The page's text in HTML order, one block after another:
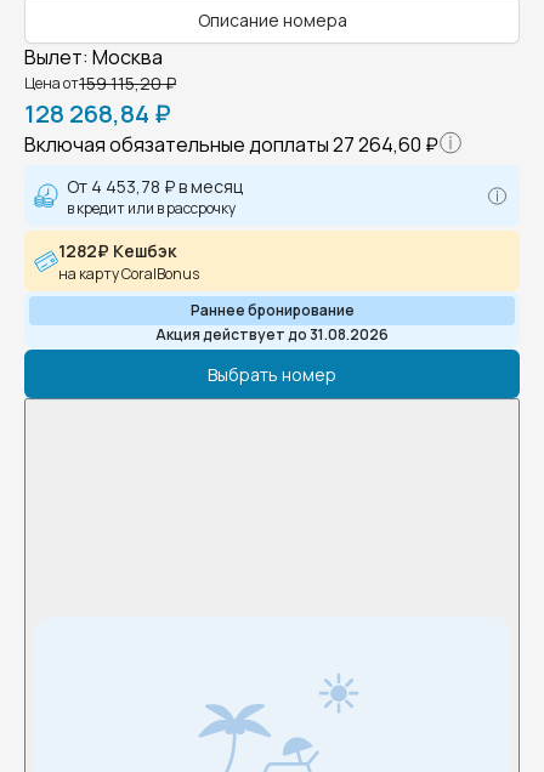
Описание номера
Вылет: Москва
Цена от159 115,20 ₽
128 268,84 ₽
Включая обязательные доплаты27 264,60 ₽
От 4 453,78 ₽в месяц
в кредит или в рассрочку
1282₽ Кешбэк
на карту CoralBonus
Раннее бронирование
Акция действует до 31.08.2026
Выбрать номер